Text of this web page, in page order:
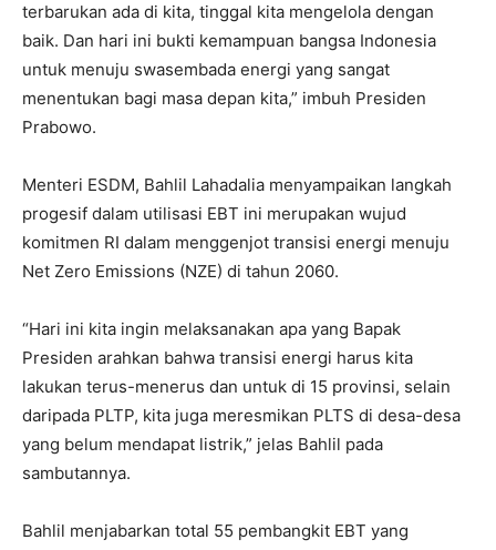
terbarukan ada di kita, tinggal kita mengelola dengan
baik. Dan hari ini bukti kemampuan bangsa Indonesia
untuk menuju swasembada energi yang sangat
menentukan bagi masa depan kita,” imbuh Presiden
Prabowo.
Menteri ESDM, Bahlil Lahadalia menyampaikan langkah
progesif dalam utilisasi EBT ini merupakan wujud
komitmen RI dalam menggenjot transisi energi menuju
Net Zero Emissions (NZE) di tahun 2060.
“Hari ini kita ingin melaksanakan apa yang Bapak
Presiden arahkan bahwa transisi energi harus kita
lakukan terus-menerus dan untuk di 15 provinsi, selain
daripada PLTP, kita juga meresmikan PLTS di desa-desa
yang belum mendapat listrik,” jelas Bahlil pada
sambutannya.
Bahlil menjabarkan total 55 pembangkit EBT yang